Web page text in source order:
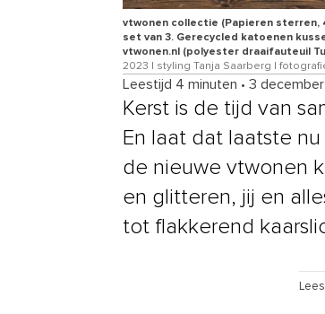
vtwonen collectie (Papieren sterren,
set van 3. Gerecycled katoenen
vtwonen.nl (polyester draaifauteuil
2023 | styling Tanja Saarberg |
Leestijd 4 minuten • 3
Kerst is de tijd van
En laat dat laatste
de nieuwe vtwonen
en glitteren, jij en
tot flakkerend